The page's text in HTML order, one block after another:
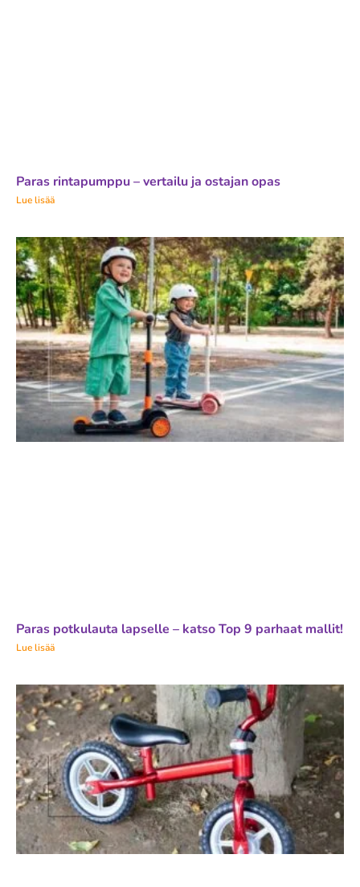
Paras rintapumppu – vertailu ja ostajan opas
Lue lisää
Paras potkulauta lapselle – katso Top 9 parhaat mallit!
Lue lisää